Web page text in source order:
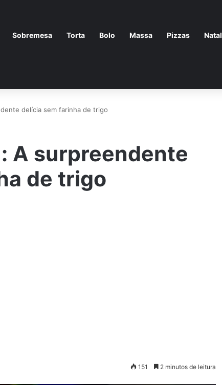
Sobremesa Torta Bolo Massa Pizzas Natal
delícia sem farinha de trigo
A surpreendente
de trigo
151 2 minutos de leitura